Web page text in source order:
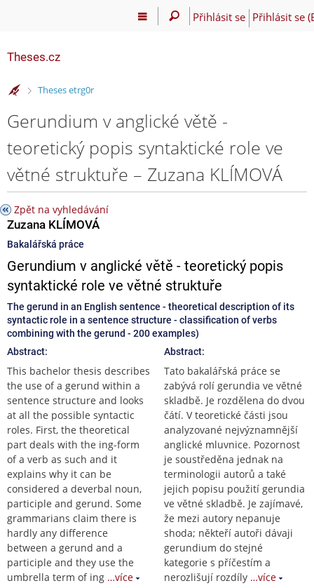
Přihlásit se Přihlásit se
Theses.cz
>
Theses etrg0r
Gerundium v anglické větě -
teoretický popis syntaktické role ve
větné struktuře – Zuzana KLÍMOVÁ
Zpět na vyhledávání
Zuzana KLÍMOVÁ
Bakalářská práce
Gerundium v anglické větě - teoretický popis
syntaktické role ve větné struktuře
The gerund in an English sentence - theoretical description of its
syntactic role in a sentence structure - classification of verbs
combining with the gerund - 200 examples)
Abstract:
This bachelor thesis describes
the use of a gerund within a
sentence structure and looks
at all the possible syntactic
roles. First, the theoretical
part deals with the ing-form
of a verb as such and it
explains why it can be
considered a deverbal noun,
participle and gerund. Some
grammarians claim there is
hardly any difference
between a gerund and a
participle and they use the
umbrella term of ing …více
Abstract:
Tato bakalářská práce se
zabývá rolí gerundia ve větné
skladbě. Je rozdělena do dvou
čátí. V teoretické části jsou
analyzované nejvýznamnější
anglické mluvnice. Pozornost
je soustředěna jednak na
terminologii autorů a také
jejich popisu použití gerundia
ve větné skladbě. Je zajímavé,
že mezi autory nepanuje
shoda; někteří autoři dávaji
gerundium do stejné
kategorie s příčestím a
nerozlišují rozdíly …více